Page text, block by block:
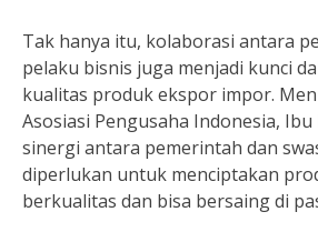
Tak hanya itu, kolaborasi antara
pelaku bisnis juga menjadi kunci
kualitas produk ekspor impor.
Asosiasi Pengusaha Indonesia, Ibu
sinergi antara pemerintah dan
diperlukan untuk menciptakan
berkualitas dan bisa bersaing di